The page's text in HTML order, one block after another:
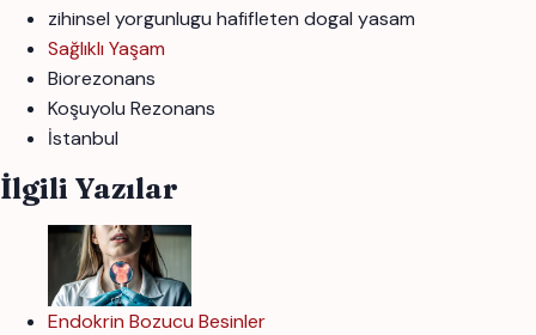
zihinsel yorgunlugu hafifleten dogal yasam
Sağlıklı Yaşam
Biorezonans
Koşuyolu Rezonans
İstanbul
İlgili Yazılar
Endokrin Bozucu Besinler